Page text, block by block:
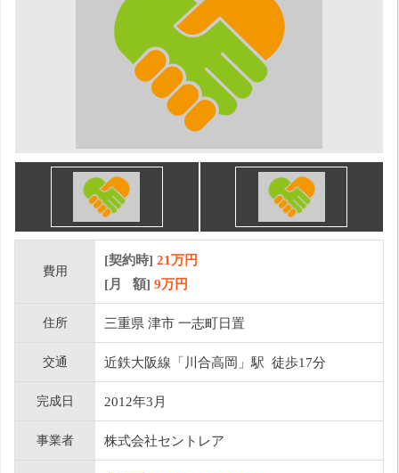
費用
[契約時] 21万円
[月 額] 9万円
住所 三重県 津市 一志町日置
交通 近鉄大阪線「川合高岡」駅 徒歩17分
完成日 2012年3月
事業者 株式会社セントレア